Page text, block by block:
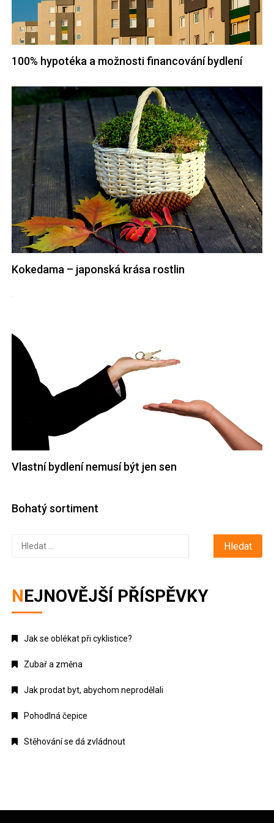
100% hypotéka a možnosti financování bydlení
Kokedama – japonská krása rostlin
Vlastní bydlení nemusí být jen sen
Bohatý sortiment
Vyhledávání
NEJNOVĚJŠÍ PŘÍSPĚVKY
Jak se oblékat při cyklistice?
Zubař a změna
Jak prodat byt, abychom neprodělali
Pohodlná čepice
Stěhování se dá zvládnout